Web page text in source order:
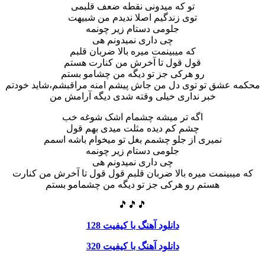
تو که میدونی نقطه ضعف قلبمی
توی زندگیم اصلا ندیدم من شبیهت
جلومی دستام زیر چونمه
چی داری نمیدونم هی
که میبینمت میره بالا ضربان قلبم
قول قول تا آخرش من کنارت هستم
رو هرکی جز تو دیگه من چشامو بستم
محکمه عشق تو توی دل من جاش پیشم امنه مراقبشم،شاید خودتم
خبر نداری خیلی وقته شدی دیگه آرامش من
اگه تر میشه چشمام اشک شوغه خب
چشم کم دیده مثلت میدی بهم قول
نمیری از جلو چشمم بغل تو میخوام باشه اسمم
جلومی دستام زیر چونمه
چی داری نمیدونم هی
که میبینمت میره بالا ضربان قلبم قول قول تا آخرش من کنارت
هستم رو هرکی جز تو دیگه من چشمامو بستم
🎵🎵🎵
دانلود آهنگ با کیفیت 128
دانلود آهنگ با کیفیت 320